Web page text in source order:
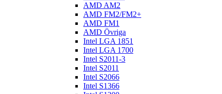
AMD AM2
AMD FM2/FM2+
AMD FM1
AMD Övriga
Intel LGA 1851
Intel LGA 1700
Intel S2011-3
Intel S2011
Intel S2066
Intel S1366